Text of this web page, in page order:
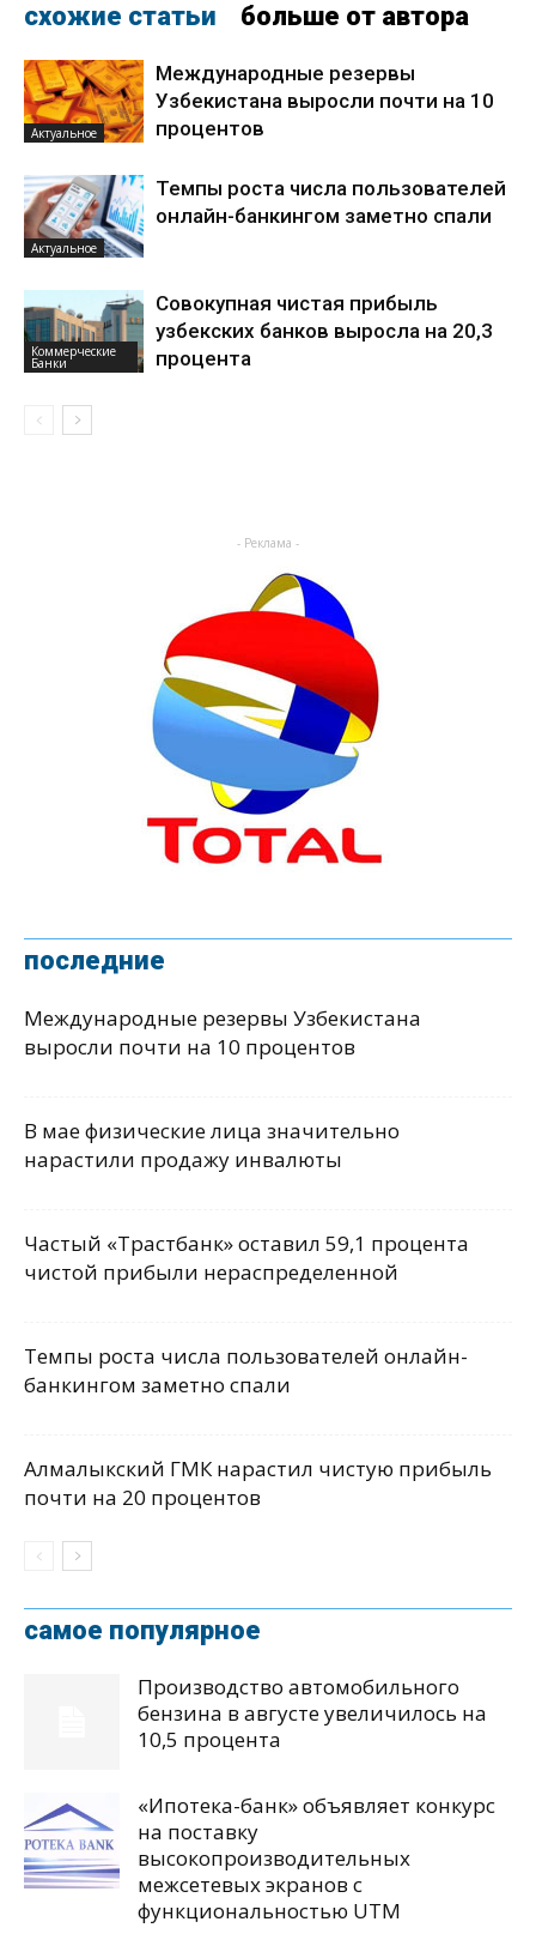
схожие статьи больше от автора
Актуальное
Международные резервы
Узбекистана выросли почти на 10
процентов
Актуальное
Темпы роста числа пользователей
онлайн-банкингом заметно спали
Коммерческие
Банки
Совокупная чистая прибыль
узбекских банков выросла на 20,3
процента
- Реклама -
последние
Международные резервы Узбекистана
выросли почти на 10 процентов
В мае физические лица значительно
нарастили продажу инвалюты
Частый «Трастбанк» оставил 59,1 процента
чистой прибыли нераспределенной
Темпы роста числа пользователей онлайн-
банкингом заметно спали
Алмалыкский ГМК нарастил чистую прибыль
почти на 20 процентов
самое популярное
Производство автомобильного
бензина в августе увеличилось на
10,5 процента
«Ипотека-банк» объявляет конкурс
на поставку
высокопроизводительных
межсетевых экранов с
функциональностью UTM